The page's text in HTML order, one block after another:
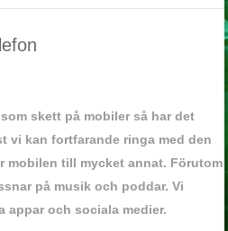
skett på mobiler så har det
vi kan fortfarande ringa med den
mobilen till mycket annat. Förutom
på musik och poddar. Vi
appar och sociala medier.